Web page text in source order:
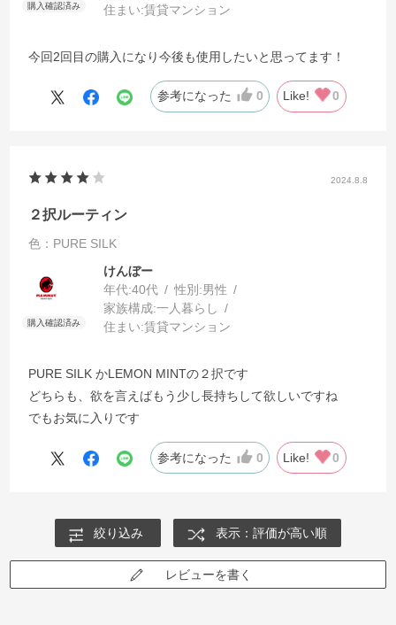
住まい:賃貸マンション
今回2回目の購入になり今後も使用したいと思ってます！
参考になった 0 Like! 0
2024.8.8
２択ルーティン
色：PURE SILK
けんぼー
年代:40代 性別:男性
家族構成:一人暮らし
住まい:賃貸マンション
PURE SILK かLEMON MINTの２択です
どちらも、欲を言えばもう少し長持ちして欲しいですね
でもお気に入りです
参考になった 0 Like! 0
絞り込み 表示：評価が高い順
レビューを書く